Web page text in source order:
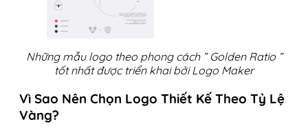
Những mẫu logo theo phong cách ” Golden Ratio ”
tốt nhất được triển khai bởi Logo Maker
Vì Sao Nên Chọn Logo Thiết Kế Theo Tỷ Lệ
Vàng?